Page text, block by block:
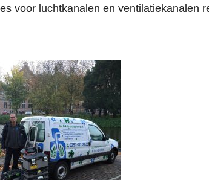
voor luchtkanalen en ventilatiekanalen